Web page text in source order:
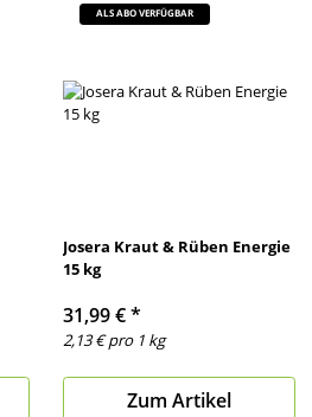
ALS ABO VERFÜGBAR
Josera Kraut & Rüben Energie
15 kg
31,99 €*
2,13 € pro 1 kg
Zum Artikel